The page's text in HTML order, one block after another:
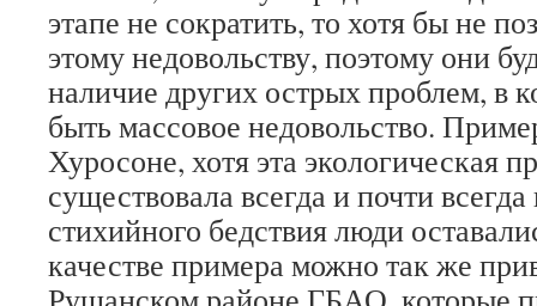
этапе не сократить, то хотя бы не
этому недовольству, поэтому они
наличие других острых проблем, в
быть массовое недовольство.
Хуросоне, хотя эта экологическая
существовала всегда и почти
стихийного бедствия люди
качестве примера можно так же